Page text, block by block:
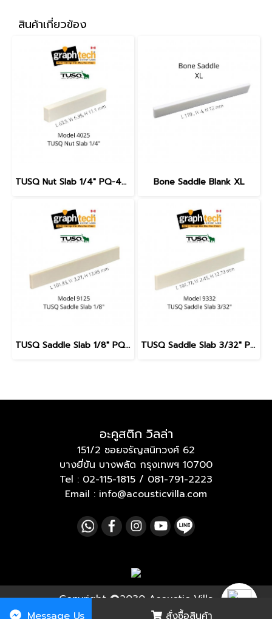
สั่งซื้อสินค้า
Message Us
สินค้าเกี่ยวข้อง
TUSQ Nut Slab 1/4" PQ-4025 Bone Saddle Blank XL
TUSQ Saddle Slab 1/8" PQ-9125 TUSQ Saddle Slab 3/32" PQ-9332
อะคูสติก วิลล่า
151/2 ซอยจรัญสนิทวงศ์ 62
บางยี่ขัน บางพลัด กรุงเทพฯ 10700
Tel : 02-115-1815 / 081-791-2223
Email : info@acousticvilla.com
Copyright 2030 Acoustic Villa